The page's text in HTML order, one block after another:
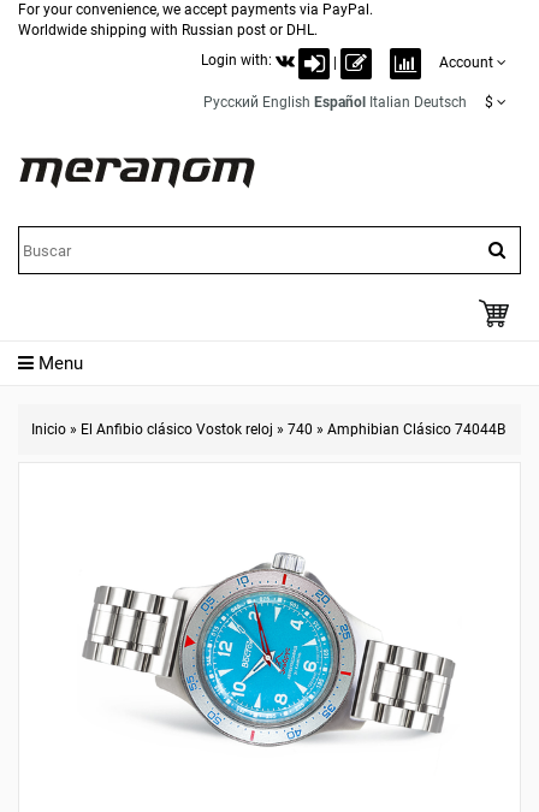
For your convenience, we accept payments via PayPal.
Worldwide shipping with Russian post or DHL.
Login with:
Account
Русский English Español Italian Deutsch $
Menu
Inicio » El Anfibio clásico Vostok reloj » 740 » Amphibian Clásico 74044B